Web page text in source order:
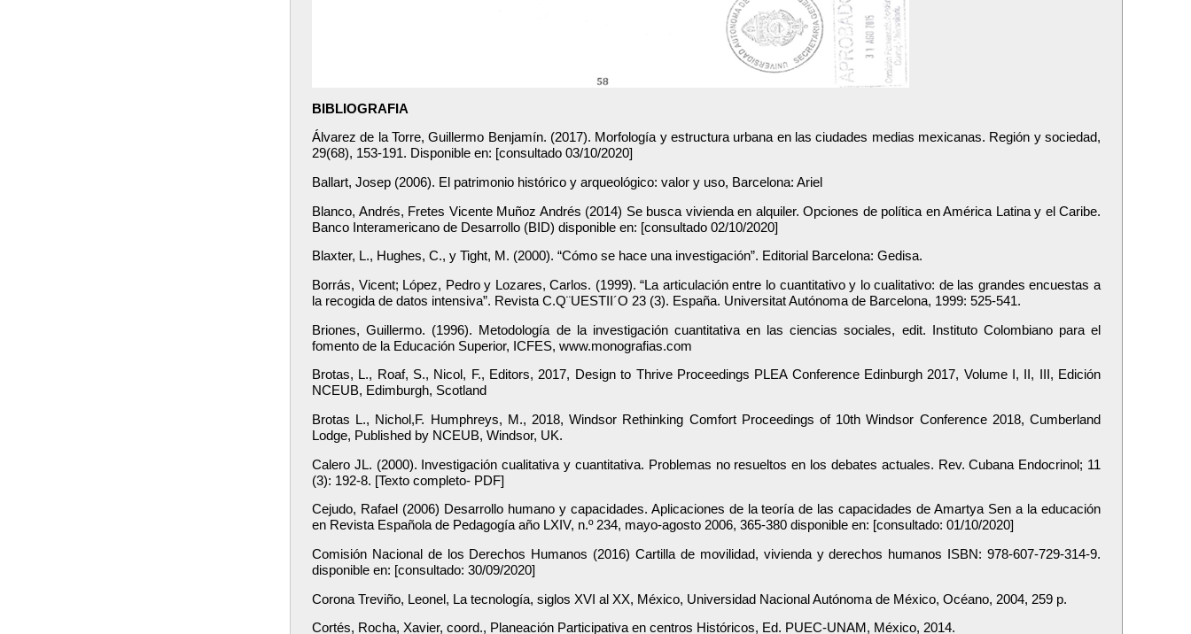
BIBLIOGRAFIA
Álvarez de la Torre, Guillermo Benjamín. (2017). Morfología y estructura urbana en las ciudades medias mexicanas. Región y sociedad,
29(68), 153-191. Disponible en: [consultado 03/10/2020]
Ballart, Josep (2006). El patrimonio histórico y arqueológico: valor y uso, Barcelona: Ariel
Blanco, Andrés, Fretes Vicente Muñoz Andrés (2014) Se busca vivienda en alquiler. Opciones de política en América Latina y el Caribe.
Banco Interamericano de Desarrollo (BID) disponible en: [consultado 02/10/2020]
Blaxter, L., Hughes, C., y Tight, M. (2000). “Cómo se hace una investigación”. Editorial Barcelona: Gedisa.
Borrás, Vicent; López, Pedro y Lozares, Carlos. (1999). “La articulación entre lo cuantitativo y lo cualitativo: de las grandes encuestas a
la recogida de datos intensiva”. Revista C.Q¨UESTII´O 23 (3). España. Universitat Autónoma de Barcelona, 1999: 525-541.
Briones, Guillermo. (1996). Metodología de la investigación cuantitativa en las ciencias sociales, edit. Instituto Colombiano para el
fomento de la Educación Superior, ICFES, www.monografias.com
Brotas, L., Roaf, S., Nicol, F., Editors, 2017, Design to Thrive Proceedings PLEA Conference Edinburgh 2017, Volume I, II, III, Edición
NCEUB, Edimburgh, Scotland
Brotas L., Nichol,F. Humphreys, M., 2018, Windsor Rethinking Comfort Proceedings of 10th Windsor Conference 2018, Cumberland
Lodge, Published by NCEUB, Windsor, UK.
Calero JL. (2000). Investigación cualitativa y cuantitativa. Problemas no resueltos en los debates actuales. Rev. Cubana Endocrinol; 11
(3): 192-8. [Texto completo- PDF]
Cejudo, Rafael (2006) Desarrollo humano y capacidades. Aplicaciones de la teoría de las capacidades de Amartya Sen a la educación
en Revista Española de Pedagogía año LXIV, n.º 234, mayo-agosto 2006, 365-380 disponible en: [consultado: 01/10/2020]
Comisión Nacional de los Derechos Humanos (2016) Cartilla de movilidad, vivienda y derechos humanos ISBN: 978-607-729-314-9.
disponible en: [consultado: 30/09/2020]
Corona Treviño, Leonel, La tecnología, siglos XVI al XX, México, Universidad Nacional Autónoma de México, Océano, 2004, 259 p.
Cortés, Rocha, Xavier, coord., Planeación Participativa en centros Históricos, Ed. PUEC-UNAM, México, 2014.